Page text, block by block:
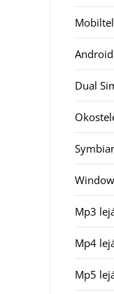
Android
Dual
Mp3
Mp4
Mp5